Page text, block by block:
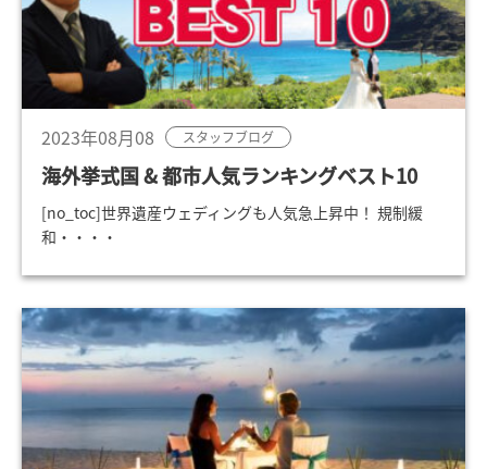
2023年08月08 スタッフブログ
海外挙式国 & 都市人気ランキングベスト10
[no_toc]世界遺産ウェディングも人気急上昇中！ 規制緩
和・・・・